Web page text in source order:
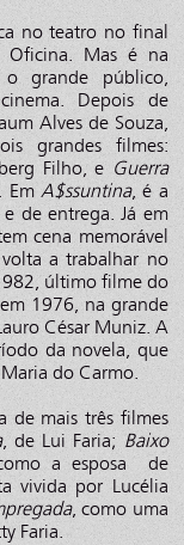
no teatro no final
Oficina. Mas é na
grande público,
Depois de
Alves de Souza,
grandes filmes:
Filho, e Guerra
Em A$ssuntina, é a
de entrega. Já em
cena memorável
a trabalhar no
último filme do
1976, na grande
César Muniz. A
da novela, que
Maria do Carmo.
de mais três filmes
, de Lui Faria; Baixo
a esposa de
vivida por Lucélia
, como uma
Faria.